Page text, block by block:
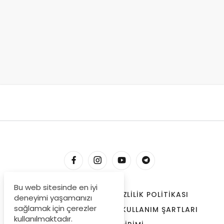
HESABIM İLETIŞIM
GIZLILIK POLITIKASI
ÇEREZLER
BIZE ULAŞIN
KULLANIM ŞARTLARI
Bu web sitesinde en iyi
deneyimi yaşamanızı
sağlamak için çerezler
kullanılmaktadır.